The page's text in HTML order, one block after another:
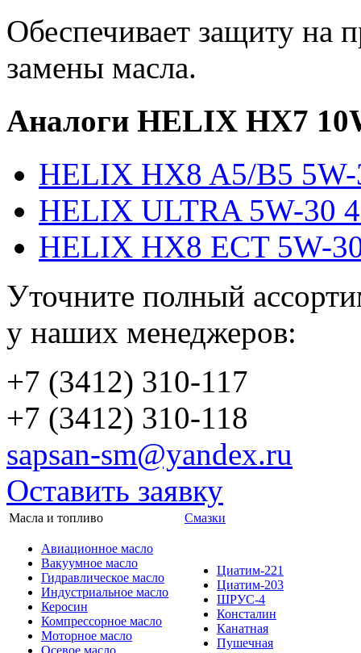
Обеспечивает защиту на
замены масла.
Аналоги HELIX HX7
HELIX HX8 A5/B5
HELIX ULTRA 5W-30
HELIX HX8 ECT 5W-
Уточните полный
у наших менеджеров:
+7 (3412) 310-117
+7 (3412) 310-118
sapsan-sm@yandex.ru
Оставить заявку
Масла и топливо Смазки
Авиационное масло
Вакуумное масло
Гидравлическое масло
Индустриальное масло
Керосин
Компрессорное масло
Моторное масло
Циатим-221
Циатим-203
ШРУС-4
Консталин
Канатная
Пушечная